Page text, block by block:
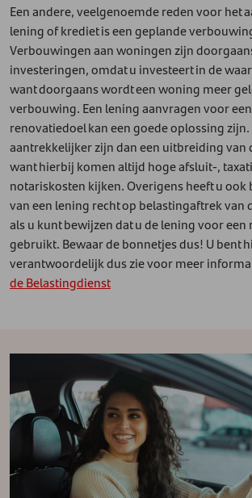
Een andere, veelgenoemde reden voor het
lening of krediet is een geplande
Verbouwingen aan woningen zijn
investeringen, omdat u investeert in de
want doorgaans wordt een woning meer
verbouwing. Een lening aanvragen voor
renovatiedoel kan een goede oplossing zijn.
aantrekkelijker zijn dan een uitbreiding van
want hierbij komen altijd hoge afsluit-,
notariskosten kijken. Overigens heeft u ook
van een lening recht op belastingaftrek van
als u kunt bewijzen dat u de lening voor een
gebruikt. Bewaar de bonnetjes dus! U bent
verantwoordelijk dus zie voor meer
de Belastingdienst